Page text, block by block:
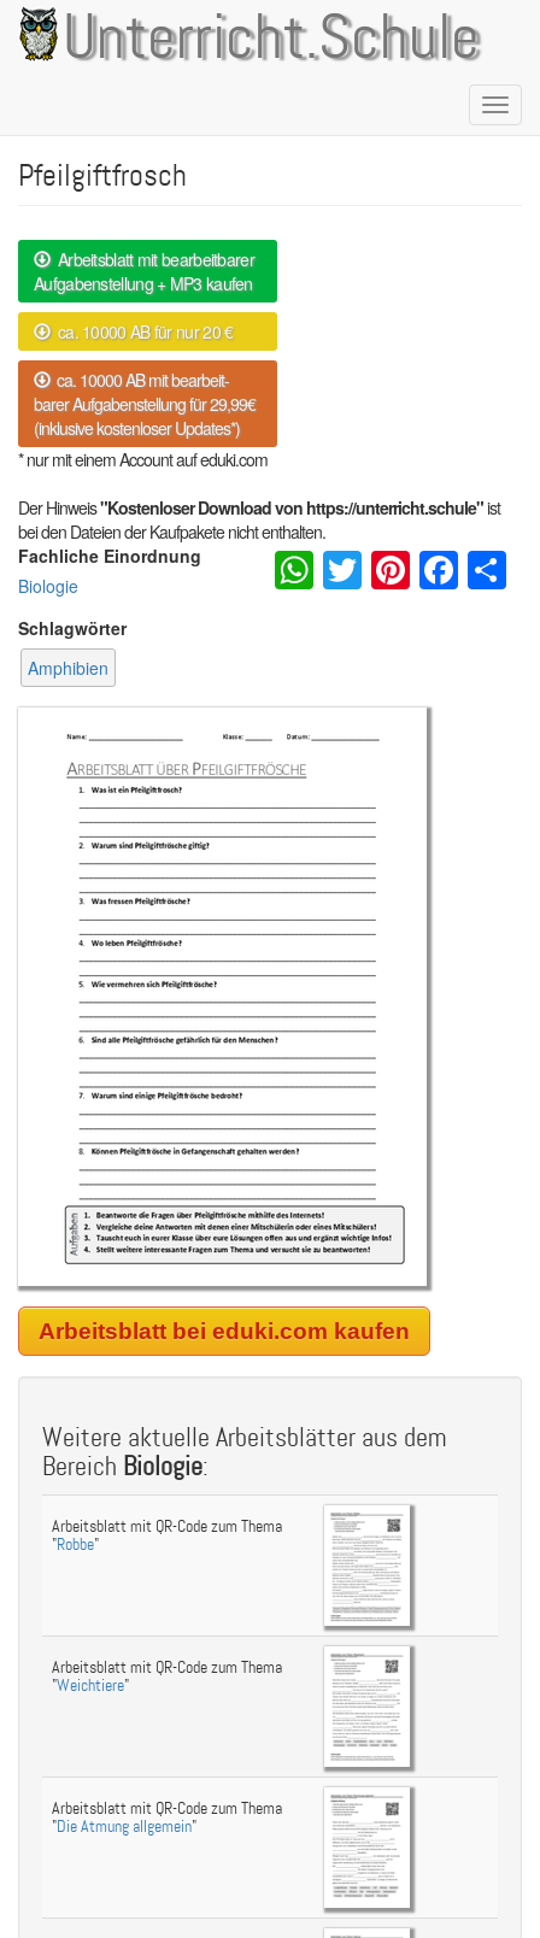
Direkt
zum
Inhalt
Unterricht.Schule
Pfeilgiftfrosch
Arbeitsblatt mit bearbeitbarer
Aufgabenstellung + MP3 kaufen
ca. 10000 AB für nur 20 €
ca. 10000 AB mit bearbeit-
barer Aufgabenstellung für 29,99€
(inklusive kostenloser Updates*)
* nur mit einem Account auf eduki.com
Der Hinweis"Kostenloser Download von https://unterricht.schule"ist
bei den Dateien der Kaufpakete nicht enthalten.
Fachliche Einordnung
Biologie
Schlagwörter
Amphibien
WhatsApp
Twitter
Arbeitsblatt bei eduki.com kaufen
Weitere aktuelle Arbeitsblätter aus dem
Bereich Biologie:
Arbeitsblatt mit QR-Code zum Thema
"Robbe"
Arbeitsblatt mit QR-Code zum Thema
"Weichtiere"
Arbeitsblatt mit QR-Code zum Thema
"Die Atmung allgemein"